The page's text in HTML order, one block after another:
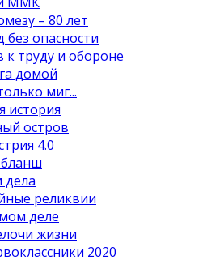
– 80 лет
без опасности
к труду и обороне
домой
миг...
история
остров
4.0
реликвии
деле
жизни
2020